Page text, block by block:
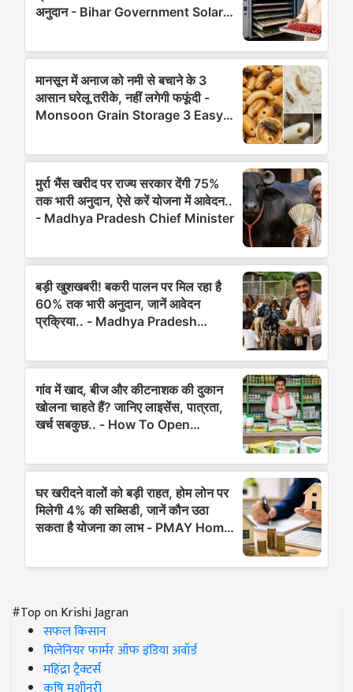
#Top on Krishi Jagran
सफल किसान
मिलेनियर फार्मर ऑफ इंडिया अवॉर्ड
महिंद्रा ट्रैक्टर्स